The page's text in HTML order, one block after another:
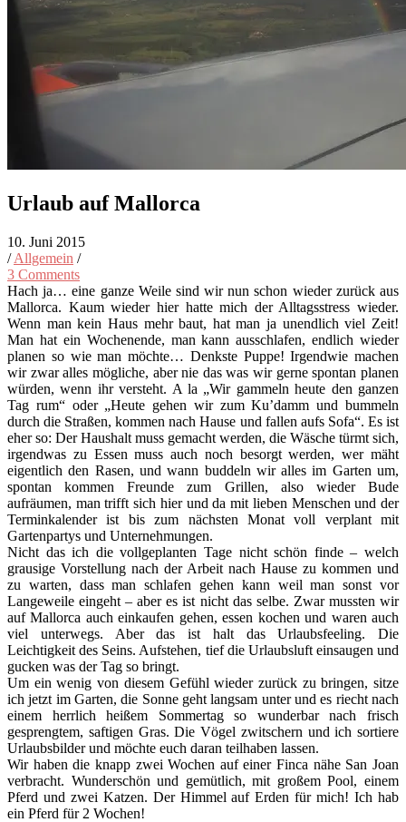
Urlaub auf Mallorca
10. Juni 2015
/ Allgemein /
3 Comments
Hach ja… eine ganze Weile sind wir nun schon wieder zurück aus
Mallorca. Kaum wieder hier hatte mich der Alltagsstress wieder.
Wenn man kein Haus mehr baut, hat man ja unendlich viel Zeit!
Man hat ein Wochenende, man kann ausschlafen, endlich wieder
planen so wie man möchte… Denkste Puppe! Irgendwie machen
wir zwar alles mögliche, aber nie das was wir gerne spontan planen
würden, wenn ihr versteht. A la „Wir gammeln heute den ganzen
Tag rum“ oder „Heute gehen wir zum Ku’damm und bummeln
durch die Straßen, kommen nach Hause und fallen aufs Sofa“. Es ist
eher so: Der Haushalt muss gemacht werden, die Wäsche türmt sich,
irgendwas zu Essen muss auch noch besorgt werden, wer mäht
eigentlich den Rasen, und wann buddeln wir alles im Garten um,
spontan kommen Freunde zum Grillen, also wieder Bude
aufräumen, man trifft sich hier und da mit lieben Menschen und der
Terminkalender ist bis zum nächsten Monat voll verplant mit
Gartenpartys und Unternehmungen.
Nicht das ich die vollgeplanten Tage nicht schön finde – welch
grausige Vorstellung nach der Arbeit nach Hause zu kommen und
zu warten, dass man schlafen gehen kann weil man sonst vor
Langeweile eingeht – aber es ist nicht das selbe. Zwar mussten wir
auf Mallorca auch einkaufen gehen, essen kochen und waren auch
viel unterwegs. Aber das ist halt das Urlaubsfeeling. Die
Leichtigkeit des Seins. Aufstehen, tief die Urlaubsluft einsaugen und
gucken was der Tag so bringt.
Um ein wenig von diesem Gefühl wieder zurück zu bringen, sitze
ich jetzt im Garten, die Sonne geht langsam unter und es riecht nach
einem herrlich heißem Sommertag so wunderbar nach frisch
gesprengtem, saftigen Gras. Die Vögel zwitschern und ich sortiere
Urlaubsbilder und möchte euch daran teilhaben lassen.
Wir haben die knapp zwei Wochen auf einer Finca nähe San Joan
verbracht. Wunderschön und gemütlich, mit großem Pool, einem
Pferd und zwei Katzen. Der Himmel auf Erden für mich! Ich hab
ein Pferd für 2 Wochen!